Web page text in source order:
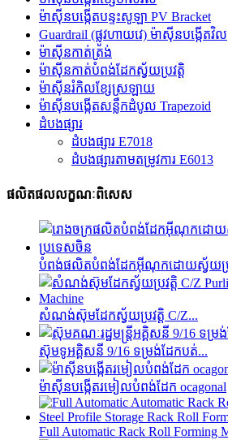
ម៉ាស៊ីនបង្កើតបន្ទះសូឡា PV Bracket
Guardrail (ផ្លូវហាយវេ) ម៉ាស៊ីនបង្កើតវិល
ម៉ាស៊ីនកាត់ត្រង់
ម៉ាស៊ីនកាត់បំពង់ដែកស្វ័យប្រវត្តិ
ម៉ាស៊ីនរំកិលខ្សែស្រឡាយ
ម៉ាស៊ីនបង្កើតសន្លឹកដំបូល Trapezoid
ដំបងផ្សារ
ដំបងផ្សារ E7018
ដំបងផ្សារតាមតម្រូវការ E6013
ផលិតផលលក្ខណៈពិសេស
បំពង់ផលិតបំពង់ដែកអ៊ីណុកដោយស្វ័យប្រ
សំណង់ស៊ុមដែកស្វ័យប្រវត្តិ C/Z...
ស៊ុមទូអគ្គិសនី 9/16 ទម្រង់ដែកបត់...
ម៉ាស៊ីនបង្កើតរមៀលបំពង់ដែក ocagonal
Full Automatic Rack Roll Forming